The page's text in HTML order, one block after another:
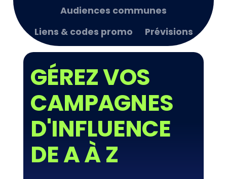
Audiences communes
Liens & codes promo
Prévisions
GÉREZ VOS
CAMPAGNES
D'INFLUENCE
DE A À Z